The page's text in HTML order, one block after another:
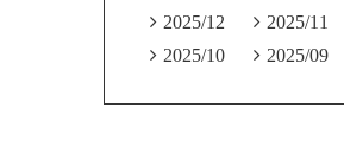
 2025/12  2025/11
 2025/10  2025/09